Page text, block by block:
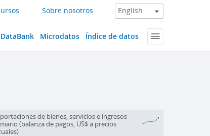
Sobre nosotros
DataBank Microdatos Índice de datos
de bienes, servicios e ingresos
(balanza de pagos, US$ a precios